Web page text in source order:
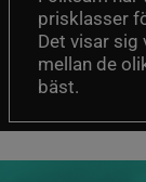
prisklasser
Det visar sig
mellan de
bäst.